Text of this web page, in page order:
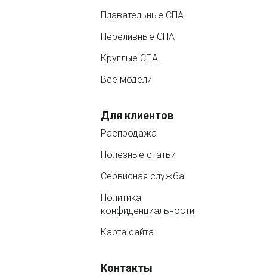
Плавательные СПА
Переливные СПА
Круглые СПА
Все модели
Для клиентов
Распродажа
Полезные статьи
Сервисная служба
Политика
конфиденциальности
Карта сайта
Контакты